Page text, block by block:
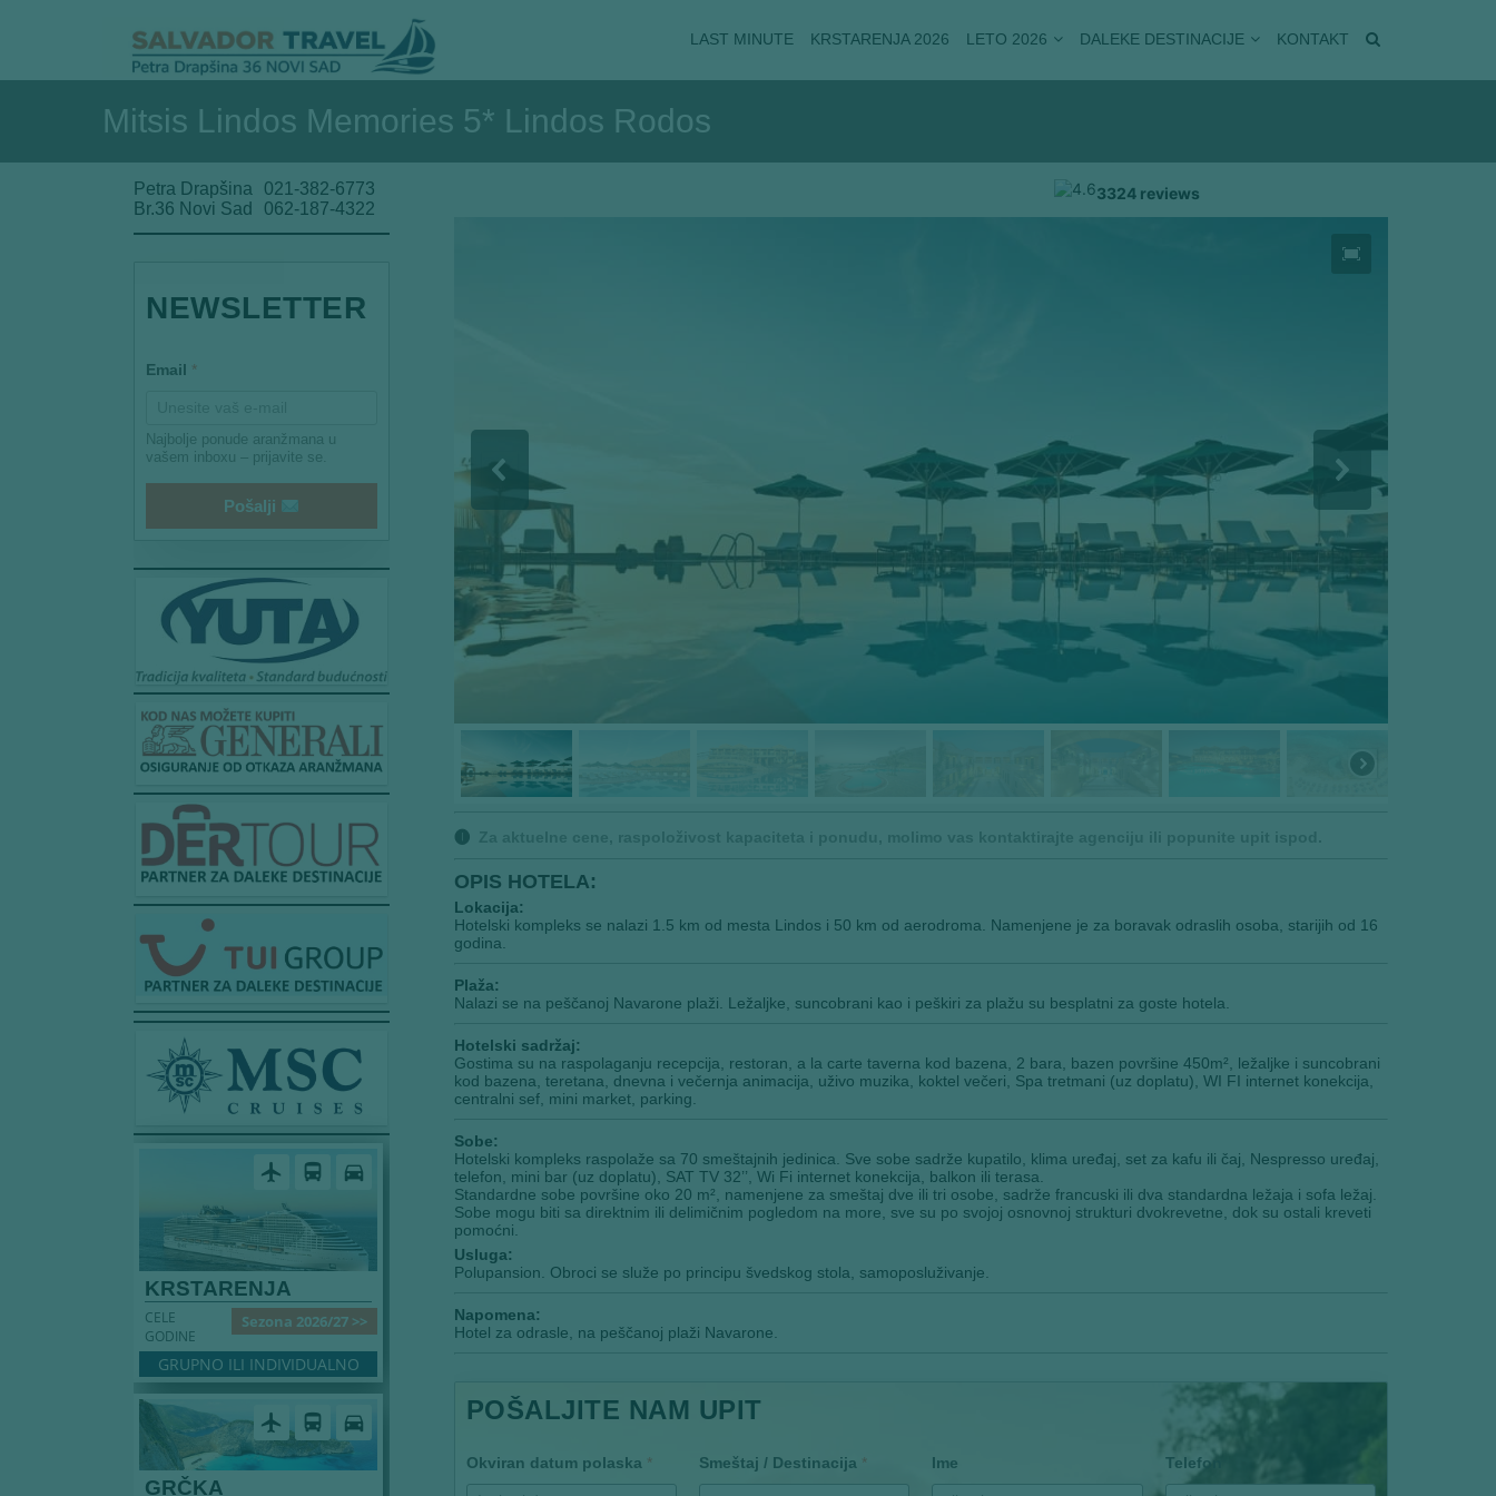
LAST MINUTE KRSTARENJA 2026 LETO 2026 DALEKE DESTINACIJE KONTAKT
Mitsis Lindos Memories 5* Lindos Rodos
🅘
OPIS HOTELA:
Lokacija:
Hotelski kompleks se nalazi 1.5 km od mesta Lindos i 50 km od aerodroma. Namenjene je za boravak odraslih osoba, starijih od 16
godina.
Plaža:
Nalazi se na peščanoj Navarone plaži. Ležaljke, suncobrani kao i peškiri za plažu su besplatni za goste hotela.
Hotelski sadržaj:
Gostima su na raspolaganju recepcija, restoran, a la carte taverna kod bazena, 2 bara, bazen površine 450m², ležaljke i suncobrani
kod bazena, teretana, dnevna i večernja animacija, uživo muzika, koktel večeri, Spa tretmani (uz doplatu), WI FI internet konekcija,
centralni sef, mini market, parking.
Sobe:
Hotelski kompleks raspolaže sa 70 smeštajnih jedinica. Sve sobe sadrže kupatilo, klima uređaj, set za kafu ili čaj, Nespresso uređaj,
telefon, mini bar (uz doplatu), SAT TV 32’’, Wi Fi internet konekcija, balkon ili terasa.
Standardne sobe površine oko 20 m², namenjene za smeštaj dve ili tri osobe, sadrže francuski ili dva standardna ležaja i sofa ležaj.
Sobe mogu biti sa direktnim ili delimičnim pogledom na more, sve su po svojoj osnovnoj strukturi dvokrevetne, dok su ostali kreveti
pomoćni.
Usluga:
Polupansion. Obroci se služe po principu švedskog stola, samoposluživanje.
Napomena:
Hotel za odrasle, na peščanoj plaži Navarone.
POŠALJITE NAM UPIT
Okviran datum polaska * Smeštaj / Destinacija * Ime Telefon
Petra Drapšina
Br.36 Novi Sad
021-382-6773
062-187-4322
NEWSLETTER
E
l
*
Email *
Najbolje ponude aranžmana u
vašem inboxu – prijavite se.
Pošalji
airplanemode_active directions_bus directions_car
KRSTARENJA
Sezona 2026/27 >>
CELE
GODINE
GRUPNO ILI INDIVIDUALNO
airplanemode_active directions_bus directions_car
GRČKA